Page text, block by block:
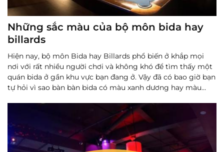
Những sắc màu của bộ môn bida hay
billards
Hiện nay, bộ môn Bida hay Billards phổ biến ở khắp mọi
nơi với rất nhiều người chơi và không khó để tìm thấy một
quán bida ở gần khu vực bạn đang ở. Vậy đã có bao giờ bạn
tự hỏi vì sao bàn bàn bida có màu xanh dương hay màu